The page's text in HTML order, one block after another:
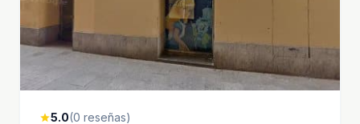
star5.0(0 reseñas)